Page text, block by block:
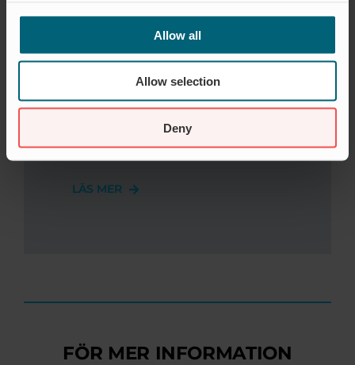
Allow all
Allow selection
Deny
AKVAKULTUR
utveckling. För att verkligen förstå
vilka specifika produkter som behövs
i anläggningen krävs en ordentlig
praktisk erfarenhet.
LÄS MER
FÖR MER INFORMATION